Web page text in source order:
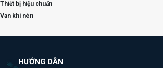
Thiết bị hiệu chuẩn
Van khí nén
HƯỚNG DẪN